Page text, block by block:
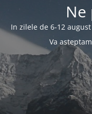
Ne
In zilele de 6-12
Va